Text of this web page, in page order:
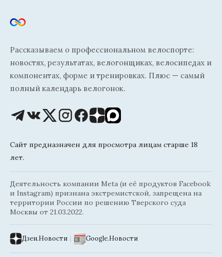
Рассказываем о профессиональном велоспорте:
новостях, результатах, велогонщиках, велосипедах и
компонентах, форме и тренировках. Плюс — самый
полный календарь велогонок.
Сайт предназначен для просмотра лицам старше 18
лет.
Деятельность компании Meta (и её продуктов Facebook
и Instagram) признана экстремистской, запрещена на
территории России по решению Тверского суда
Москвы от 21.03.2022.
Дзен.Новости | Google.Новости